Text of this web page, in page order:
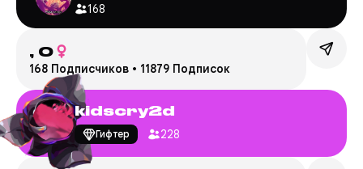
168
, 0
168 Подписчиков • 11879 Подписок
kidscry2d
Гифтер 228